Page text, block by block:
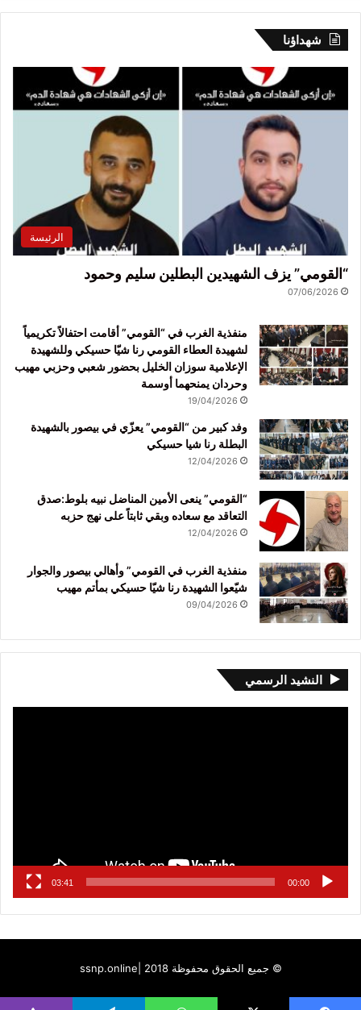
شهداؤنا
الرئيسة
“القومي” يزف الشهيدين البطلين سليم وحمود
07/06/2026
منفذية الغرب في “القومي” أقامت احتفالاً تكريمياً
لشهيدة العطاء القومي رنا شيّا حسيكي وللشهيدة
الإعلامية سوزان الخليل بحضور شعبي وحزبي مهيب
وحردان يمنحهما أوسمة
19/04/2026
وفد كبير من “القومي” يعزّي في بيصور بالشهيدة
البطلة رنا شيا حسيكي
12/04/2026
“القومي” ينعى الأمين المناضل نبيه بلوط:صدق
التعاقد مع سعاده وبقي ثابتاً على نهج حزبه
12/04/2026
منفذية الغرب في القومي” وأهالي بيصور والجوار
شيّعوا الشهيدة رنا شيّا حسيكي بمأتم مهيب
09/04/2026
النشيد الرسمي
00:00
03:41
© جميع الحقوق محفوظة 2018 | ssnp.online